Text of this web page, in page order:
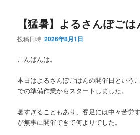
【猛暑】よるさんぽごは
投稿日時:2026年8月1日
こんばんは。
本日はよるさんぽごはんの開催日という
での準備作業からスタートしました。
暑すぎることもあり、客足には中々苦労
が無事に開催できて何よりでした。